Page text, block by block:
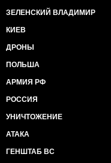
ЗЕЛЕНСКИЙ ВЛАДИМИР
КИЕВ
ДРОНЫ
ПОЛЬША
АРМИЯ РФ
РОССИЯ
УНИЧТОЖЕНИЕ
АТАКА
ГЕНШТАБ ВС